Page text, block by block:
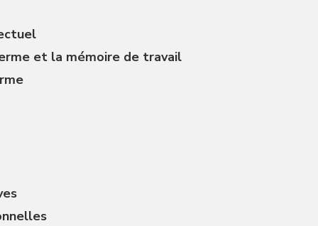
et la mémoire de travail